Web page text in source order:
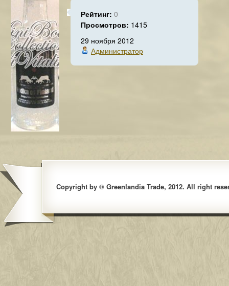
Рейтинг: 0
Просмотров: 1415
29 ноября 2012
Администратор
Copyright by © Greenlandia Trade, 2012. All right